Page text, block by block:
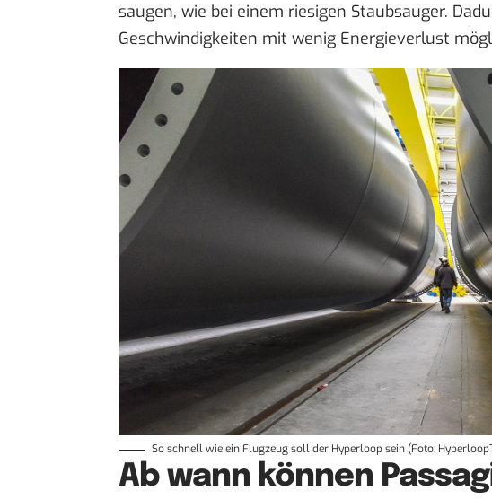
saugen, wie bei einem riesigen Staubsauger.
Geschwindigkeiten mit wenig Energieverlust
So schnell wie ein Flugzeug soll der Hyperloop sein (Foto:
Ab wann können